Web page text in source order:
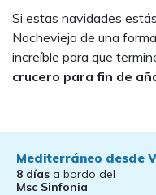
Si estas navidades
Nochevieja de una
increíble para que
crucero para fin de
Mediterráneo desde
8 días a bordo del
Msc Sinfonia